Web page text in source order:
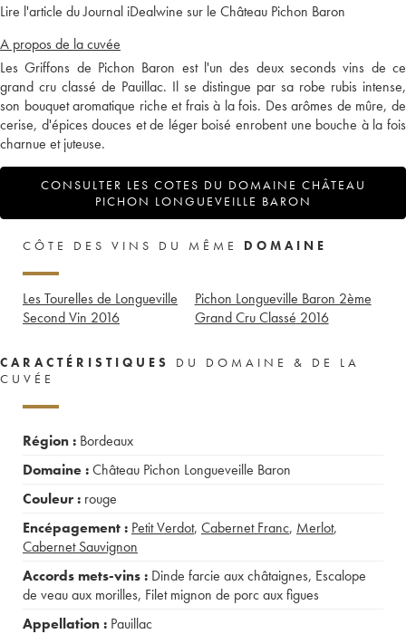
Lire l'article du Journal iDealwine sur le Château Pichon Baron
A propos de la cuvée
Les Griffons de Pichon Baron est l'un des deux seconds vins de ce
grand cru classé de Pauillac. Il se distingue par sa robe rubis intense,
son bouquet aromatique riche et frais à la fois. Des arômes de mûre, de
cerise, d'épices douces et de léger boisé enrobent une bouche à la fois
charnue et juteuse.
CONSULTER LES COTES DU DOMAINE CHÂTEAU
PICHON LONGUEVEILLE BARON
CÔTE DES VINS DU MÊME DOMAINE
Les Tourelles de Longueville
Second Vin 2016
Pichon Longueville Baron 2ème
Grand Cru Classé 2016
CARACTÉRISTIQUES
DU DOMAINE & DE LA
CUVÉE
Région : Bordeaux
Domaine :Château Pichon Longueveille Baron
Couleur : rouge
Encépagement : Petit Verdot, Cabernet Franc, Merlot,
Cabernet Sauvignon
Accords mets-vins : Dinde farcie aux châtaignes, Escalope
de veau aux morilles, Filet mignon de porc aux figues
Appellation : Pauillac